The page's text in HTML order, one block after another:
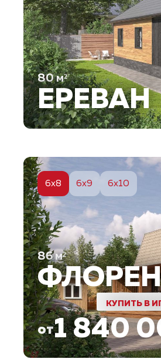
80м²
ЕРЕВАН
6x8 6x9 6x10
86м²
КУПИТЬ В
от1 840
5